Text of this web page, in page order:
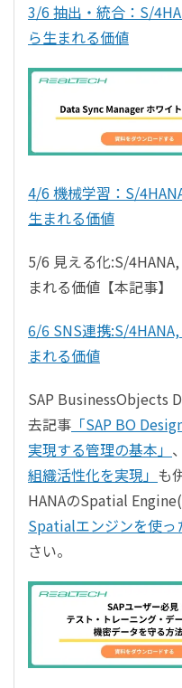
3/6 抽出・統合：S/
ら生まれる価値
4/6 機械学習：S/
生まれる価値
5/6 見える化:S/
まれる価値【本記事】
6/6 SNS連携:S/
まれる価値
SAP BusinessObjects
去記事 「SAP BO
実現する管理の基本」 、
組織活性化を実現」 も
HANAのSpatial
Spatialエンジンを使っ
さい。